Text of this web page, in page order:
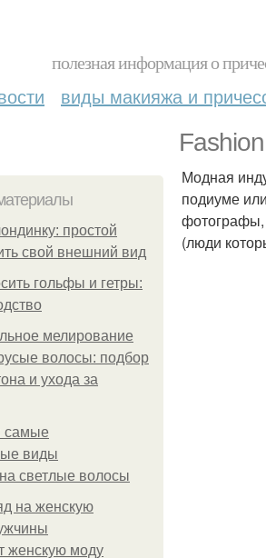
полезная информация о
виды макияжа и
простой
свой внешний вид
гольфы и гетры:
мелирование
волосы: подбор
и ухода за
самые
виды
светлые волосы
на женскую
женскую моду
Модная
подиуме
фотографы,
(люди